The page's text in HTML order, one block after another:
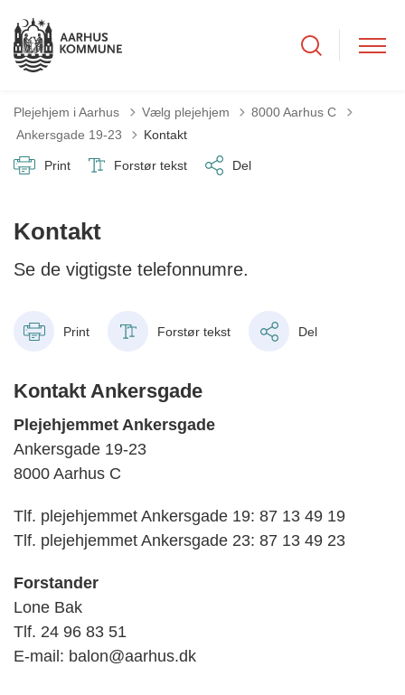
Plejehjem i Aarhus Vælg plejehjem
8000 Aarhus C
Tilbage til
Ankersgade 19-23 Kontakt
Print Forstør tekst Del
Kontakt
Se de vigtigste telefonnumre.
Print Forstør tekst Del
Kontakt Ankersgade
Plejehjemmet Ankersgade
Ankersgade 19-23
8000 Aarhus C
Tlf. plejehjemmet Ankersgade 19: 87 13 49 19
Tlf. plejehjemmet Ankersgade 23: 87 13 49 23
Forstander
Lone Bak
Tlf. 24 96 83 51
E-mail: balon@aarhus.dk